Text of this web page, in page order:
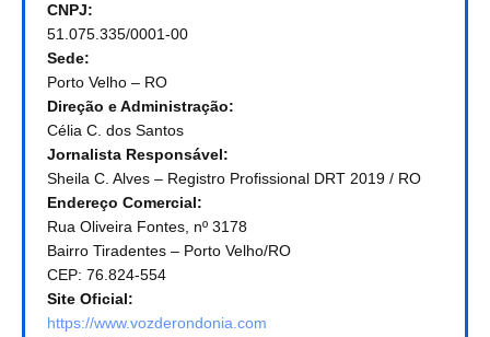
CNPJ:
51.075.335/0001-00
Sede:
Porto Velho – RO
Direção e Administração:
Célia C. dos Santos
Jornalista Responsável:
Sheila C. Alves – Registro Profissional DRT 2019 / RO
Endereço Comercial:
Rua Oliveira Fontes, nº 3178
Bairro Tiradentes – Porto Velho/RO
CEP: 76.824-554
Site Oficial:
https://www.vozderondonia.com